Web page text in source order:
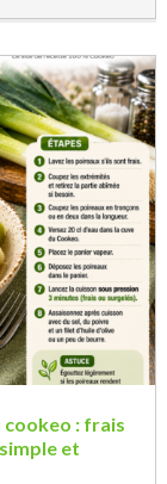
: frais
et